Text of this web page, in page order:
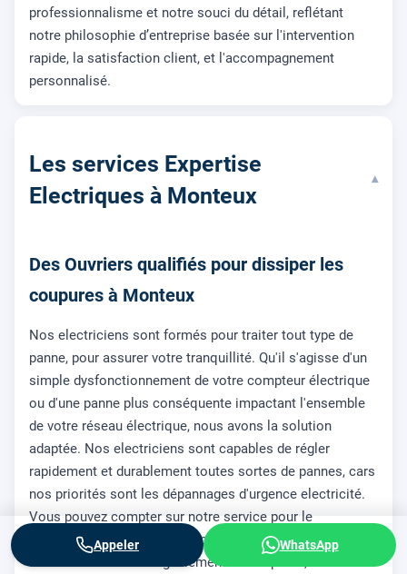
professionnalisme et notre souci du détail, reflétant
notre philosophie d’entreprise basée sur l'intervention
rapide, la satisfaction client, et l'accompagnement
personnalisé.
Les services Expertise
Electriques à Monteux
▾
Des Ouvriers qualifiés pour dissiper les
coupures à Monteux
Nos electriciens sont formés pour traiter tout type de
panne, pour assurer votre tranquillité. Qu'il s'agisse d'un
simple dysfonctionnement de votre compteur électrique
ou d'une panne plus conséquente impactant l'ensemble
de votre réseau électrique, nous avons la solution
adaptée. Nos electriciens sont capables de régler
rapidement et durablement toutes sortes de pannes, cars
nos priorités sont les dépannages d'urgence electricité.
Vous pouvez compter sur notre service pour le
raccordement à Enedis
, ou pour l'
ouverture de compteur à
Monteux
. En cas de signalement de coupures, nous
Appeler WhatsApp